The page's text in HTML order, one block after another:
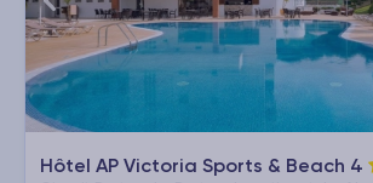
Hôtel AP Victoria Sports & Beach 4